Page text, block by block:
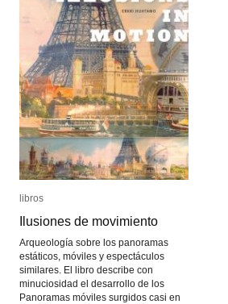
libros
Ilusiones de movimiento
Arqueología sobre los panoramas
estáticos, móviles y espectáculos
similares. El libro describe con
minuciosidad el desarrollo de los
Panoramas móviles surgidos casi en
libros
Ilusiones de movimiento